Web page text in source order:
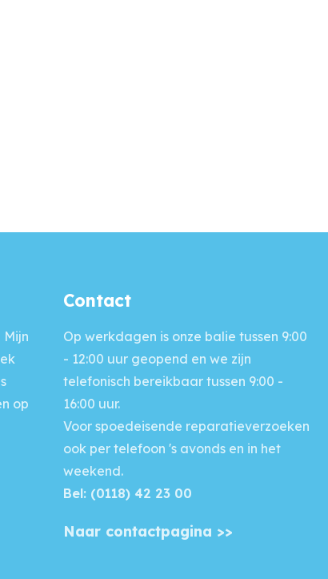
Mijn
op
Contact
Op werkdagen is onze balie tussen 9:00
- 12:00 uur geopend en we zijn
telefonisch bereikbaar tussen 9:00 -
16:00 uur.
Voor spoedeisende reparatieverzoeken
ook per telefoon 's avonds en in het
weekend.
Bel: (0118) 42 23 00
Naar contactpagina >>